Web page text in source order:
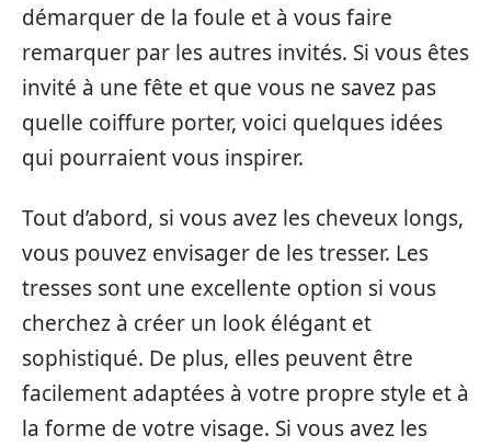
démarquer de la foule et à vous faire
remarquer par les autres invités. Si vous êtes
invité à une fête et que vous ne savez pas
quelle coiffure porter, voici quelques idées
qui pourraient vous inspirer.
Tout d’abord, si vous avez les cheveux longs,
vous pouvez envisager de les tresser. Les
tresses sont une excellente option si vous
cherchez à créer un look élégant et
sophistiqué. De plus, elles peuvent être
facilement adaptées à votre propre style et à
la forme de votre visage. Si vous avez les